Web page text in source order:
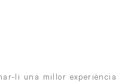
li una millor experiència